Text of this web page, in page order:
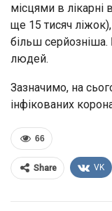
місцями в лікарні
ще 15 тисяч
більш
людей.
Зазначимо, на
інфікованих
66
Share VK